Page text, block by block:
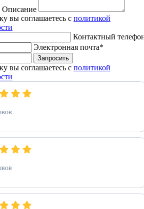
Описание
вы соглашаетесь с политикой
Контактный
Электронная почта*
Запросить
вы соглашаетесь с политикой